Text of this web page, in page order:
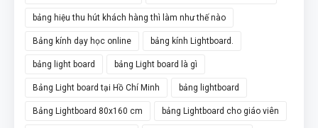
bảng hiệu thu hút khách hàng thì làm như thế nào
Bảng kính dạy học online bảng kính Lightboard.
bảng light board bảng Light board là gì
Bảng Light board tại Hồ Chí Minh bảng lightboard
Bảng Lightboard 80x160 cm bảng Lightboard cho giáo viên